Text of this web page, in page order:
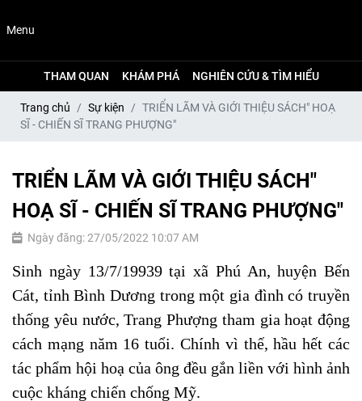
Menu
THAM QUAN KHÁM PHÁ NGHIÊN CỨU & TÌM HIỂU
Trang chủ Sự kiện
TRIỂN LÃM VÀ GIỚI THIỆU SÁCH" HOẠ
SĨ - CHIẾN SĨ TRANG PHƯỢNG"
TRIỂN LÃM VÀ GIỚI THIỆU SÁCH"
HOẠ SĨ - CHIẾN SĨ TRANG PHƯỢNG"
Ngày đăng: 27/05/2022 10:07 AM
Sinh ngày 13/7/19939 tại xã Phú An, huyện Bến
Cát, tỉnh Bình Dương trong một gia đình có truyền
thống yêu nước, Trang Phượng tham gia hoạt động
cách mạng năm 16 tuổi. Chính vì thế, hầu hết các
tác phẩm hội hoạ của ông đều gắn liền với hình ảnh
cuộc kháng chiến chống Mỹ.